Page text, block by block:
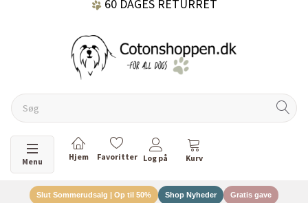
Skifte navigation
Menu
Slut Sommerudsalg | Op til 50% Shop Nyheder Gratis gave